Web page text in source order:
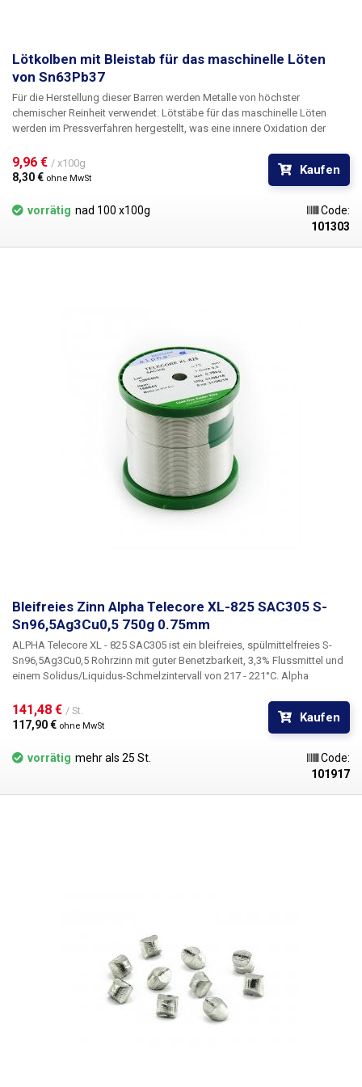
Lötkolben mit Bleistab für das maschinelle Löten
von Sn63Pb37
Für die Herstellung dieser Barren werden Metalle von höchster
chemischer Reinheit verwendet. Lötstäbe für das maschinelle Löten
werden im Pressverfahren hergestellt, was eine innere Oxidation der
die hergestellten Stangen sehr gute Benetzungseigenschaften
aufweisen, die Lötgeschwindigkeit und der Lotverbrauch reduziert
werden. Die klassische eutektische Bleilegierung aus Blei und Zinn ist
ein bewährtes Lot mit den allgemein besten physikalischen Parametern
für das Löten im Bereich der Elektrotechnik.
9,96 € / x100g
8,30 € ohne MwSt
Kaufen
vorrätig nad 100 x100g
Code:
101303
Bleifreies Zinn Alpha Telecore XL-825 SAC305 S-
Sn96,5Ag3Cu0,5 750g 0.75mm
ALPHA Telecore XL - 825 SAC305 ist ein bleifreies, spülmittelfreies S-
Sn96,5Ag3Cu0,5 Rohrzinn mit guter Benetzbarkeit, 3,3% Flussmittel und
einem Solidus/Liquidus-Schmelzintervall von 217 - 221°C. Alpha
sofort, was die Arbeit beschleunigt. Das verwendete Flussmittel zischt
beim Erhitzen nicht so stark - das Löten ist daher sicherer und
benutzerfreundlicher und hinterlässt weniger Rückstände auf der
Leiterplatte. Die geringere Rauchentwicklung trägt auch zum
Benutzerkomfort bei. Sehr niedriger Halogengehalt < 1.000ppm.
für diesen Zweck ausgelegt sind. Der Reflow-Prozess von bleifreiem Lot
141,48 € / St.
117,90 € ohne MwSt
Kaufen
vorrätig mehr als 25 St.
Code:
101917